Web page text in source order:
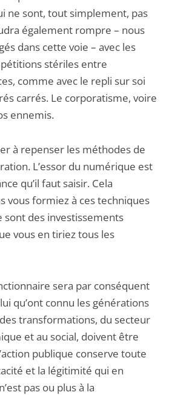
ne sont, tout simplement, pas
également rompre – nous
dans cette voie – avec les
stériles entre
comme avec le repli sur soi
carrés. Le corporatisme, voire
ennemis.
à repenser les méthodes de
L’essor du numérique est
qu’il faut saisir. Cela
vous formiez à ces techniques
sont des investissements
vous en tiriez tous les
sera par conséquent
qu’ont connu les générations
transformations, du secteur
et au social, doivent être
publique conserve toute
et la légitimité qui en
pas ou plus à la